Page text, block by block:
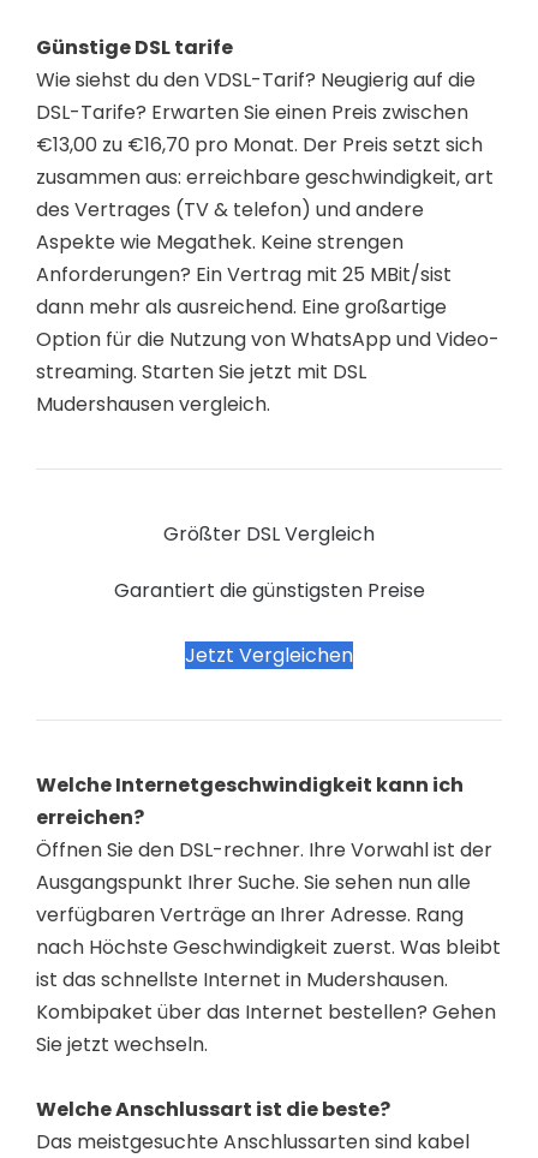
Günstige DSL tarife
Wie siehst du den VDSL-Tarif? Neugierig auf die
DSL-Tarife? Erwarten Sie einen Preis zwischen
€13,00 zu €16,70 pro Monat. Der Preis setzt sich
zusammen aus: erreichbare geschwindigkeit, art
des Vertrages (TV & telefon) und andere
Aspekte wie Megathek. Keine strengen
Anforderungen? Ein Vertrag mit 25 MBit/sist
dann mehr als ausreichend. Eine großartige
Option für die Nutzung von WhatsApp und Video-
streaming. Starten Sie jetzt mit DSL
Mudershausen vergleich.
Größter DSL Vergleich
Garantiert die günstigsten Preise
Jetzt Vergleichen
Welche Internetgeschwindigkeit kann ich
erreichen?
Öffnen Sie den DSL-rechner. Ihre Vorwahl ist der
Ausgangspunkt Ihrer Suche. Sie sehen nun alle
verfügbaren Verträge an Ihrer Adresse. Rang
nach Höchste Geschwindigkeit zuerst. Was bleibt
ist das schnellste Internet in Mudershausen.
Kombipaket über das Internet bestellen? Gehen
Sie jetzt wechseln.
Welche Anschlussart ist die beste?
Das meistgesuchte Anschlussarten sind kabel